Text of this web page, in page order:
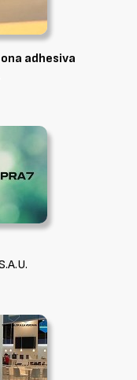
adhesiva